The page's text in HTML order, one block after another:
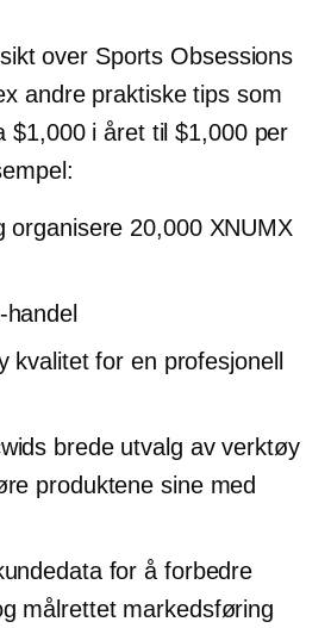
over Sports Obsessions
andre praktiske tips som
$1,000 i året til $1,000 per
organisere 20,000 XNUMX
handel
kvalitet for en profesjonell
brede utvalg av verktøy
produktene sine med
for å forbedre
målrettet markedsføring